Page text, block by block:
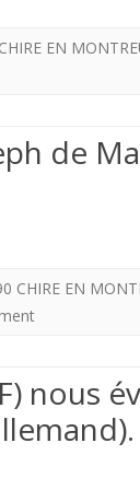
EN
de
CHIRE EN
nous